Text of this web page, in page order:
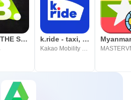
序是提高文本阅读能力的最佳选
，并具有快速阅读的能力，这为您
可以帮助您实现学术，专业和文化
到满意，并欢迎通过电子邮件提
BIGC-THE SHOW Vote & Bias Live k.ride - taxi, cab, korea trip